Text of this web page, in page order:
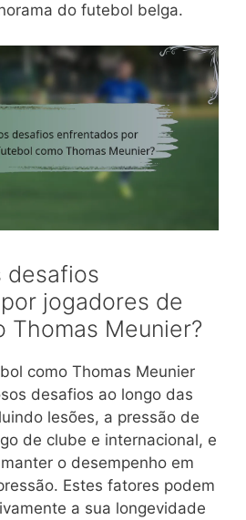
do futebol belga.
desafios
jogadores de
Thomas Meunier?
como Thomas Meunier
desafios ao longo das
lesões, a pressão de
de clube e internacional, e
o desempenho em
Estes fatores podem
a sua longevidade